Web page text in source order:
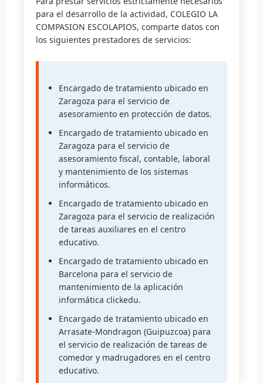
para el desarrollo de la actividad, COLEGIO LA
COMPASION ESCOLAPIOS, comparte datos con
los siguientes prestadores de servicios:
Encargado de tratamiento ubicado en
Zaragoza para el servicio de
asesoramiento en protección de datos.
Encargado de tratamiento ubicado en
Zaragoza para el servicio de
asesoramiento fiscal, contable, laboral
y mantenimiento de los sistemas
informáticos.
Encargado de tratamiento ubicado en
Zaragoza para el servicio de realización
de tareas auxiliares en el centro
educativo.
Encargado de tratamiento ubicado en
Barcelona para el servicio de
mantenimiento de la aplicación
informática clickedu.
Encargado de tratamiento ubicado en
Arrasate-Mondragon (Guipuzcoa) para
el servicio de realización de tareas de
comedor y madrugadores en el centro
educativo.